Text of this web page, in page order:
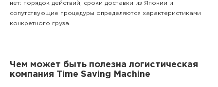
нет: порядок действий, сроки доставки из Японии и
сопутствующие процедуры определяются характеристиками
конкретного груза.
Чем может быть полезна логистическая
компания Time Saving Machine